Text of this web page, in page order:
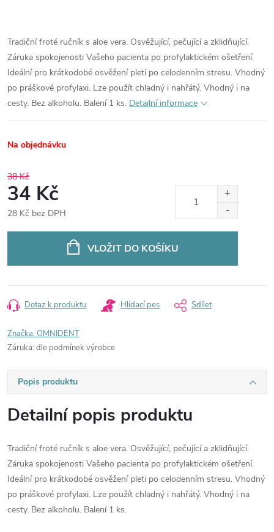
Tradiční froté ručník s aloe vera. Osvěžující, pečující a zklidňující.
Záruka spokojenosti Vašeho pacienta po profylaktickém ošetření.
Ideální pro krátkodobé osvěžení pleti po celodenním stresu. Vhodný
po práškové profylaxi. Lze použít chladný i nahřátý. Vhodný i na
cesty. Bez alkoholu. Balení 1 ks. Detailní informace
Na objednávku
38 Kč
34 Kč
28 Kč bez DPH
VLOŽIT DO KOŠÍKU
Dotaz k produktu Hlídací pes Sdílet
Značka:OMNIDENT
Záruka: dle podmínek výrobce
Popis produktu
Detailní popis produktu
Tradiční froté ručník s aloe vera. Osvěžující, pečující a zklidňující.
Záruka spokojenosti Vašeho pacienta po profylaktickém ošetření.
Ideální pro krátkodobé osvěžení pleti po celodenním stresu. Vhodný
po práškové profylaxi. Lze použít chladný i nahřátý. Vhodný i na
cesty. Bez alkoholu. Balení 1 ks.